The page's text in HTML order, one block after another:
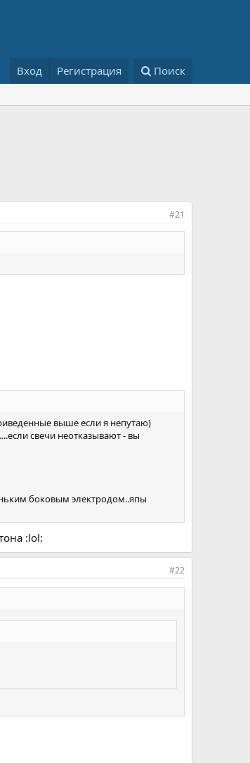
Вход Регистрация Поиск
#21
выше если я непутаю)
свечи неотказывают - вы
боковым электродом..япы
:lol:
#22